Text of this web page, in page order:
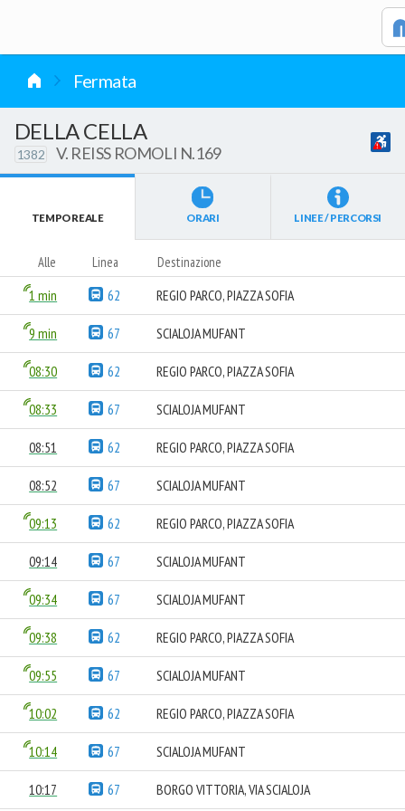
Fermata
DELLA CELLA
1382 V. REISS ROMOLI N.169
TEMPO REALE ORARI LINEE / PERCORSI
Alle Linea Destinazione
1 min 62 REGIO PARCO, PIAZZA SOFIA
9 min 67 SCIALOJA MUFANT
08:30 62 REGIO PARCO, PIAZZA SOFIA
08:33 67 SCIALOJA MUFANT
08:51 62 REGIO PARCO, PIAZZA SOFIA
08:52 67 SCIALOJA MUFANT
09:13 62 REGIO PARCO, PIAZZA SOFIA
09:14 67 SCIALOJA MUFANT
09:34 67 SCIALOJA MUFANT
09:38 62 REGIO PARCO, PIAZZA SOFIA
09:55 67 SCIALOJA MUFANT
10:02 62 REGIO PARCO, PIAZZA SOFIA
10:14 67 SCIALOJA MUFANT
10:17 67 BORGO VITTORIA, VIA SCIALOJA